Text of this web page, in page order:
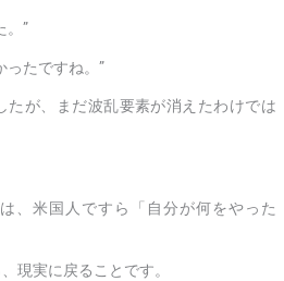
。”
ったですね。”
たが、まだ波乱要素が消えたわけでは
、米国人ですら「自分が何をやった
現実に戻ることです。